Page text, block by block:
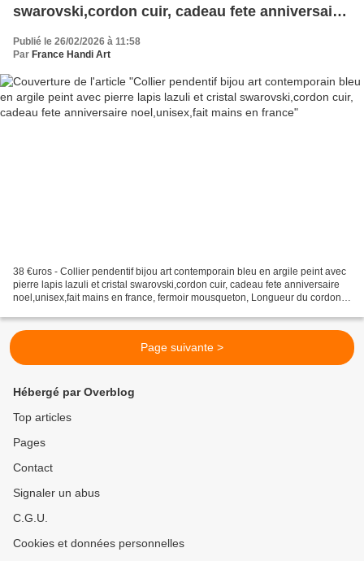
swarovski,cordon cuir, cadeau fete anniversaire
Publié le 26/02/2026 à 11:58
Par France Handi Art
38 €uros - Collier pendentif bijou art contemporain bleu en argile peint avec
pierre lapis lazuli et cristal swarovski,cordon cuir, cadeau fete anniversaire
noel,unisex,fait mains en france, fermoir mousqueton, Longueur du cordon :
Page suivante >
Hébergé par Overblog
Top articles
Pages
Contact
Signaler un abus
C.G.U.
Cookies et données personnelles